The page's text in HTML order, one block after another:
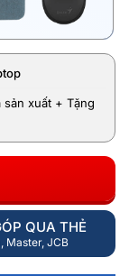
xuất + Tặng
QUA THẺ
Master, JCB